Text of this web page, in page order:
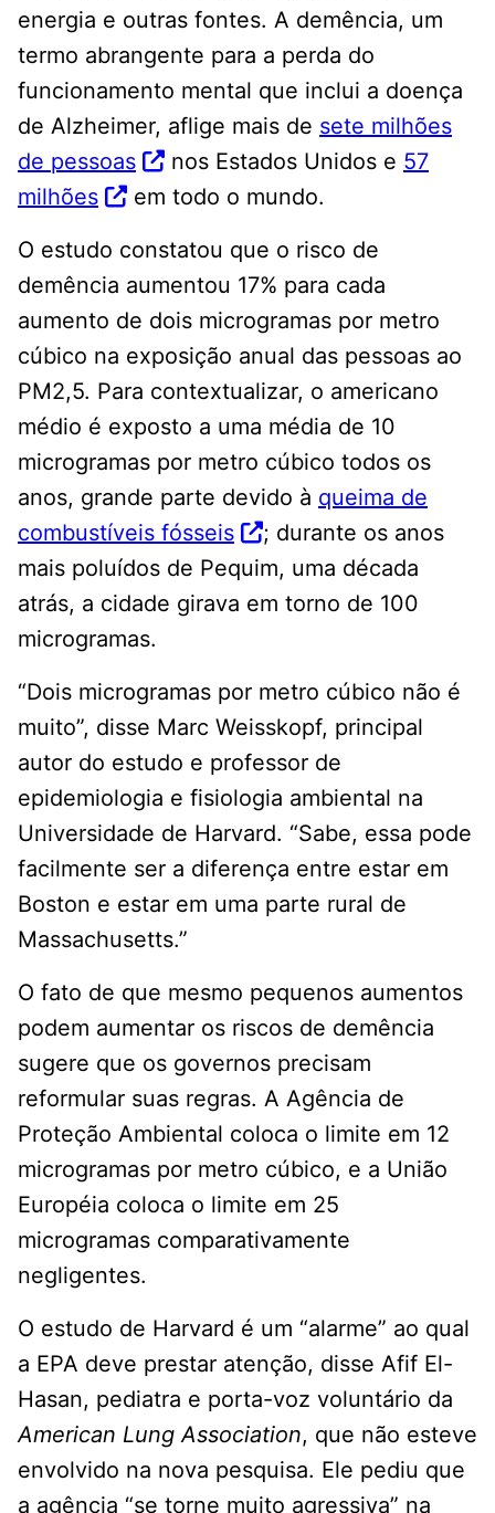
energia e outras fontes. A demência, um
termo abrangente para a perda do
funcionamento mental que inclui a doença
de Alzheimer, aflige mais de sete milhões
de pessoas
nos Estados Unidos e 57
milhões
em todo o mundo.
O estudo constatou que o risco de
demência aumentou 17% para cada
aumento de dois microgramas por metro
cúbico na exposição anual das pessoas ao
PM2,5. Para contextualizar, o americano
médio é exposto a uma média de 10
microgramas por metro cúbico todos os
anos, grande parte devido à queima de
combustíveis fósseis
; durante os anos
mais poluídos de Pequim, uma década
atrás, a cidade girava em torno de 100
microgramas.
“Dois microgramas por metro cúbico não é
muito”, disse Marc Weisskopf, principal
autor do estudo e professor de
epidemiologia e fisiologia ambiental na
Universidade de Harvard. “Sabe, essa pode
facilmente ser a diferença entre estar em
Boston e estar em uma parte rural de
Massachusetts.”
O fato de que mesmo pequenos aumentos
podem aumentar os riscos de demência
sugere que os governos precisam
reformular suas regras. A Agência de
Proteção Ambiental coloca o limite em 12
microgramas por metro cúbico, e a União
Européia coloca o limite em 25
microgramas comparativamente
negligentes.
O estudo de Harvard é um “alarme” ao qual
a EPA deve prestar atenção, disse Afif El-
Hasan, pediatra e porta-voz voluntário da
American Lung Association, que não esteve
envolvido na nova pesquisa. Ele pediu que
a agência “se torne muito agressiva” na